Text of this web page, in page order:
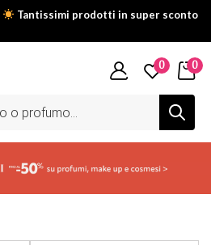
Tantissimi prodotti in super sconto
beauty nella sezione saldi: il
saldo!Clicca qui
0 0